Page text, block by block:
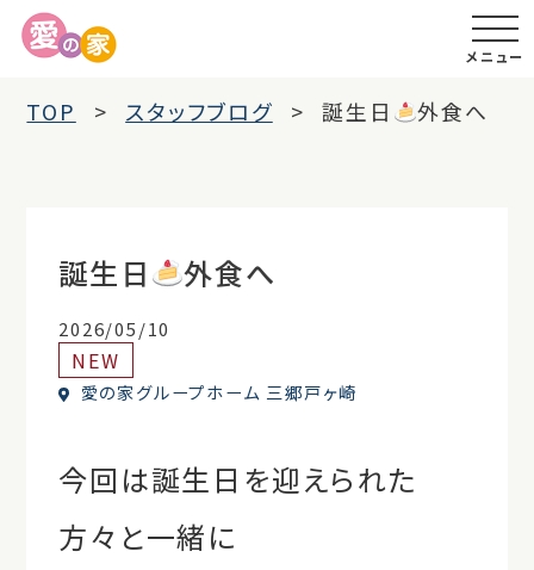
メニュー
TOP スタッフブログ 誕生日 外食へ
誕生日 外食へ
2026/05/10
NEW
愛の家グループホーム 三郷戸ヶ崎
今回は誕生日を迎えられた
方々と一緒に